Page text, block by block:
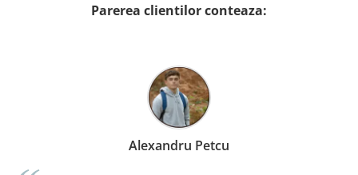
Parerea clientilor conteaza:
Alexandru Petcu